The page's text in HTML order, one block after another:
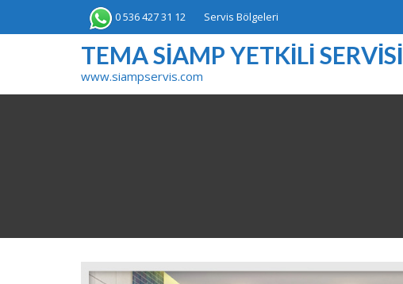
0 536 427 31 12 Servis Bölgeleri
TEMA SIAMP YETKILI SERVISI
www.siampservis.com